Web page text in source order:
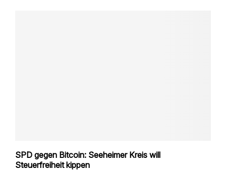
SPD gegen Bitcoin: Seeheimer Kreis will
Steuerfreiheit kippen